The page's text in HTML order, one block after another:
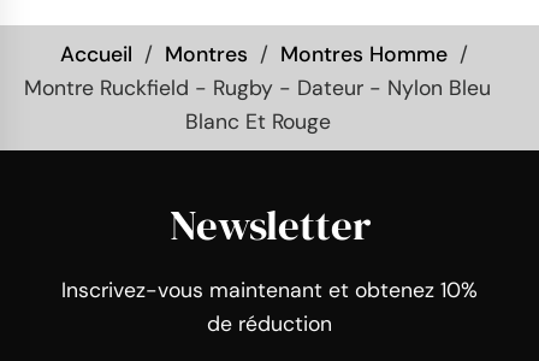
Accueil Montres
Montres Homme
Montre Ruckfield - Rugby - Dateur - Nylon Bleu
Blanc Et Rouge
Newsletter
Inscrivez-vous maintenant et obtenez 10%
de réduction